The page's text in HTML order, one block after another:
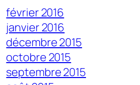
février 2016
janvier 2016
décembre 2015
octobre 2015
septembre 2015